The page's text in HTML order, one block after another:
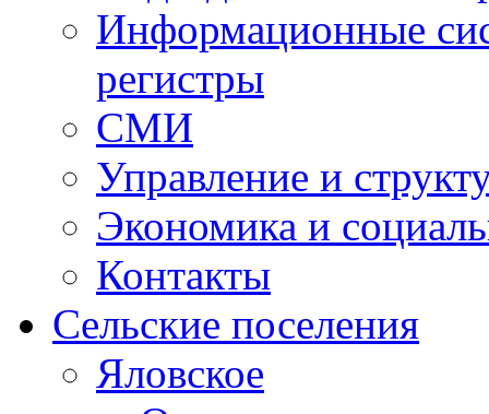
Информационные
регистры
СМИ
Управление и
Экономика и
Контакты
Сельские поселения
Яловское